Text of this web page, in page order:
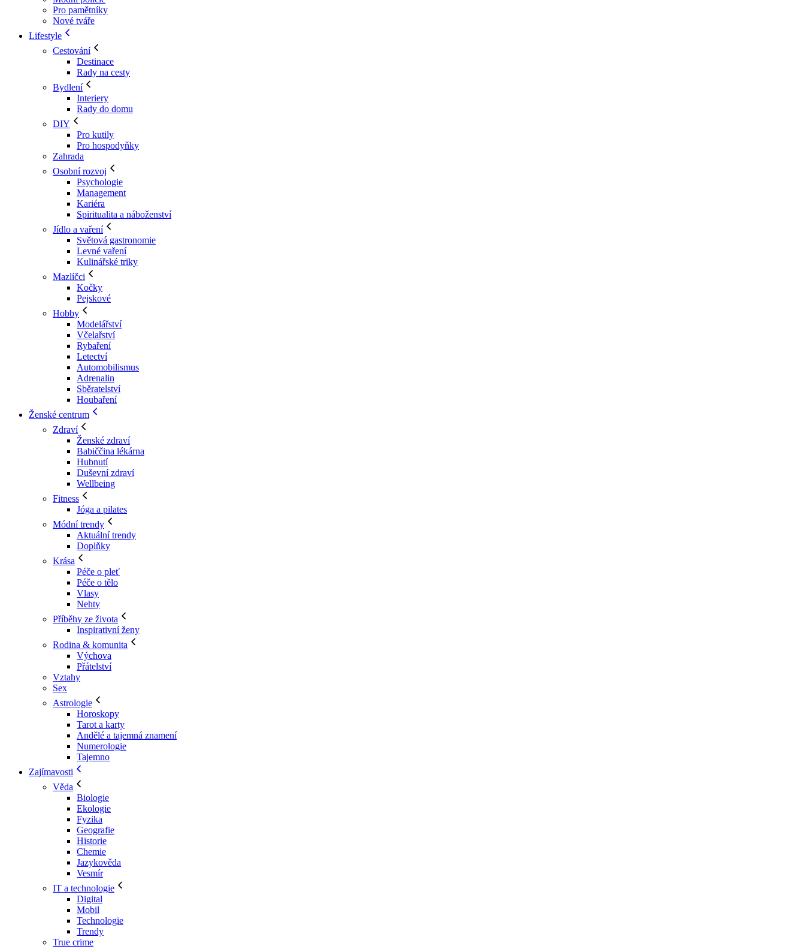
Pro pamětníky
Nové tváře
Lifestyle
Cestování
Destinace
Rady na cesty
Bydlení
Interiery
Rady do domu
DIY
Pro kutily
Pro hospodyňky
Zahrada
Osobní rozvoj
Psychologie
Management
Kariéra
Spiritualita a náboženství
Jídlo a vaření
Světová gastronomie
Levné vaření
Kulinářské triky
Mazlíčci
Kočky
Pejskové
Hobby
Modelářství
Včelařství
Rybaření
Letectví
Automobilismus
Adrenalin
Sběratelství
Houbaření
Ženské centrum
Zdraví
Ženské zdraví
Babiččina lékárna
Hubnutí
Duševní zdraví
Wellbeing
Fitness
Jóga a pilates
Módní trendy
Aktuální trendy
Doplňky
Krása
Péče o pleť
Péče o tělo
Vlasy
Nehty
Příběhy ze života
Inspirativní ženy
Rodina & komunita
Výchova
Přátelství
Vztahy
Sex
Astrologie
Horoskopy
Tarot a karty
Andělé a tajemná znamení
Numerologie
Tajemno
Zajímavosti
Věda
Biologie
Ekologie
Fyzika
Geografie
Historie
Chemie
Jazykověda
Vesmír
IT a technologie
Digital
Mobil
Technologie
Trendy
True crime